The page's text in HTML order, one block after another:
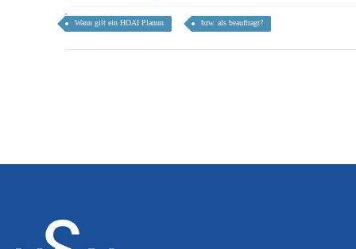
Wann gilt ein HOAI Planun bzw. als beauftragt?